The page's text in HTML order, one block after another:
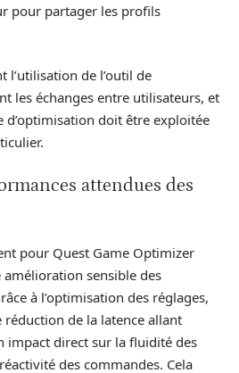
pour partager les profils
l’utilisation de l’outil de
les échanges entre utilisateurs, et
d’optimisation doit être exploitée
attendues des
pour Quest Game Optimizer
sensible des
à l’optimisation des réglages,
de la latence allant
impact direct sur la fluidité des
des commandes. Cela